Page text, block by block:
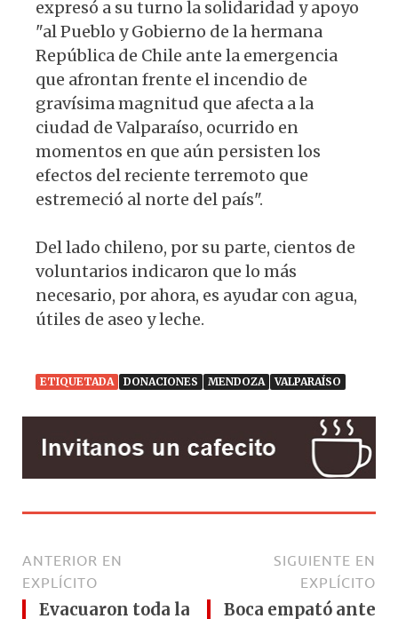
expresó a su turno la solidaridad y apoyo
"al Pueblo y Gobierno de la hermana
República de Chile ante la emergencia
que afrontan frente el incendio de
gravísima magnitud que afecta a la
ciudad de Valparaíso, ocurrido en
momentos en que aún persisten los
efectos del reciente terremoto que
estremeció al norte del país".
Del lado chileno, por su parte, cientos de
voluntarios indicaron que lo más
necesario, por ahora, es ayudar con agua,
útiles de aseo y leche.
ETIQUETADA DONACIONES MENDOZA VALPARAÍSO
ANTERIOR EN
EXPLÍCITO
Evacuaron toda la
SIGUIENTE EN
EXPLÍCITO
Boca empató ante